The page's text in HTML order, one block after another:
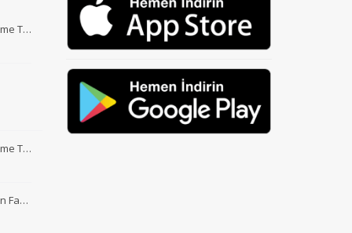
T…
T…
Fa…